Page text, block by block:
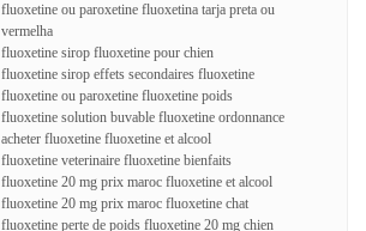
fluoxetine ou paroxetine fluoxetina tarja preta ou
vermelha
fluoxetine sirop fluoxetine pour chien
fluoxetine sirop effets secondaires fluoxetine
fluoxetine ou paroxetine fluoxetine poids
fluoxetine solution buvable fluoxetine ordonnance
acheter fluoxetine fluoxetine et alcool
fluoxetine veterinaire fluoxetine bienfaits
fluoxetine 20 mg prix maroc fluoxetine et alcool
fluoxetine 20 mg prix maroc fluoxetine chat
fluoxetine perte de poids fluoxetine 20 mg chien